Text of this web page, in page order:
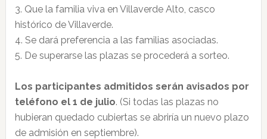
3. Que la familia viva en Villaverde Alto, casco
histórico de Villaverde.
4. Se dará preferencia a las familias asociadas.
5. De superarse las plazas se procederá a sorteo.
Los participantes admitidos serán avisados por
teléfono el 1 de julio. (Si todas las plazas no
hubieran quedado cubiertas se abriría un nuevo plazo
de admisión en septiembre).